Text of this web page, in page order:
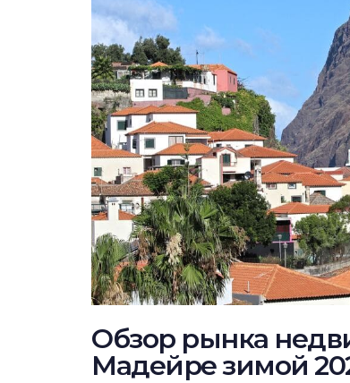
Обзор рынка
Мадейре зимой